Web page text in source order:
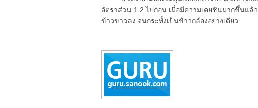
อัตราส่วน 1:2 ไปก่อน เมื่อมีความเคยชินมากขึ้นแ
ข้าวขาวลง จนกระทั้งเป็นข้าวกล้องอย่างเดียว